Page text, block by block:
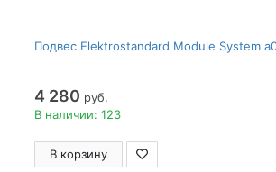
Подвес Elektrostandard Module System
4 280 руб.
В наличии: 123
В корзину